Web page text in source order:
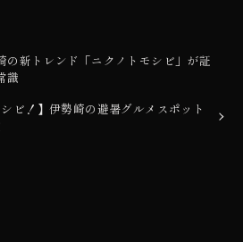
の新トレンド「ニクノトモシビ」が証
識
ビ！】伊勢崎の避暑グルメスポット